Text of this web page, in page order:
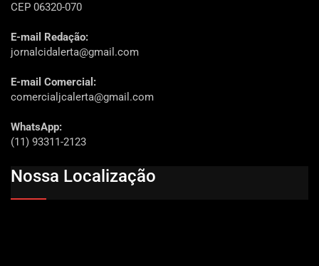
CEP 06320-070
E-mail Redação:
jornalcidalerta@gmail.com
E-mail Comercial:
comercialjcalerta@gmail.com
WhatsApp:
(11) 93311-2123
Nossa Localização